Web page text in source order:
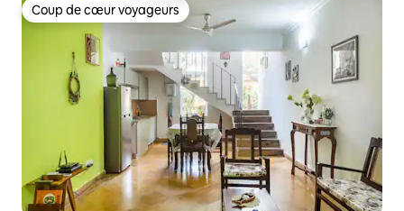
Coup de cœur voyageurs
Coup de cœur voyageurs